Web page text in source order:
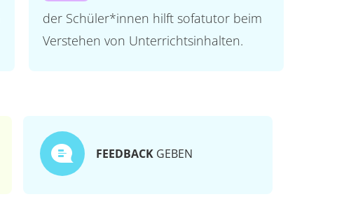
der Schüler*innen hilft sofatutor beim
Verstehen von Unterrichtsinhalten.
FEEDBACK GEBEN